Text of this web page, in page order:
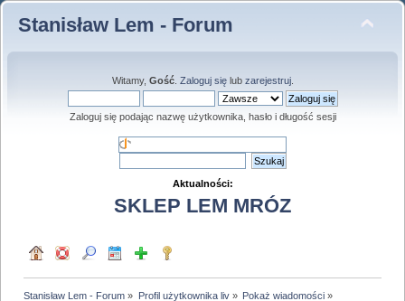
Stanisław Lem - Forum
Witamy, Gość. Zaloguj sięlub zarejestruj.
Zaloguj się podając nazwę użytkownika, hasło i długość sesji
Aktualności:
SKLEP LEM MRÓZ
Stanisław Lem - Forum » Profil użytkownika liv» Pokaż wiadomości»